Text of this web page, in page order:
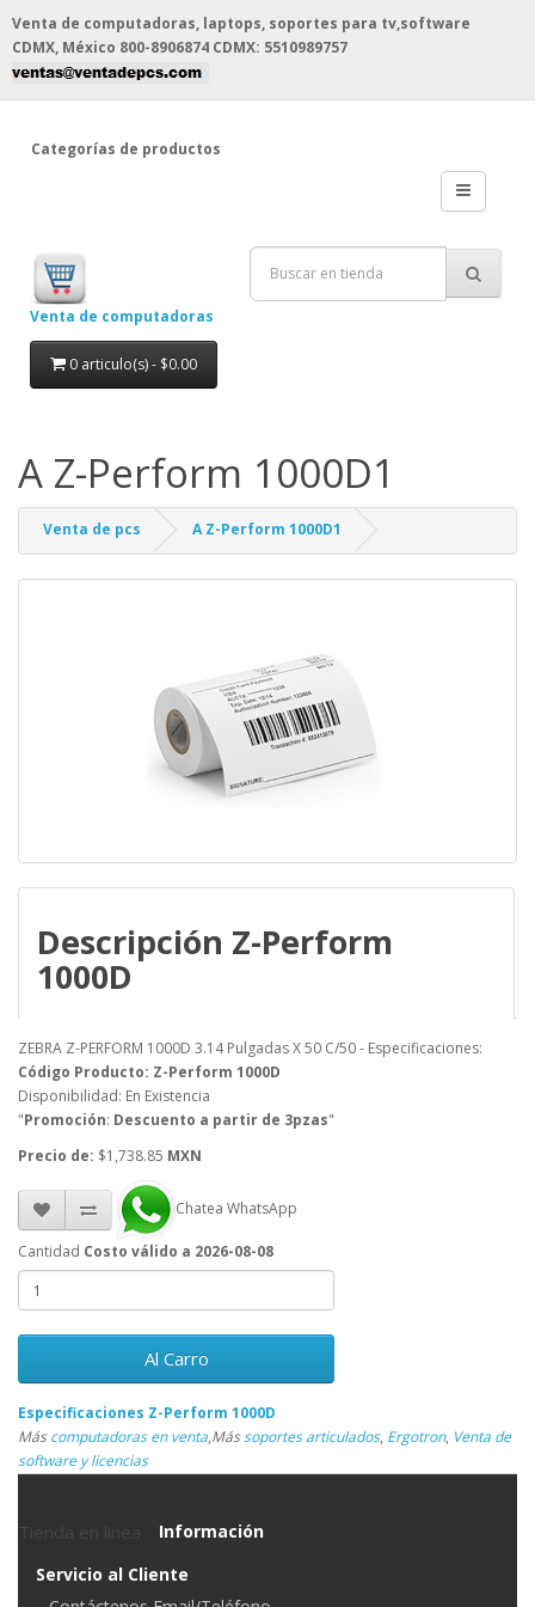
Venta de computadoras, laptops, soportes para tv,software
CDMX, México 800-8906874 CDMX: 5510989757
Categorías de productos
Venta de computadoras
0 articulo(s) - $0.00
A Z-Perform 1000D1
Venta de pcs A Z-Perform 1000D1
Descripción Z-Perform
1000D
ZEBRA Z-PERFORM 1000D 3.14 Pulgadas X 50 C/50 - Especificaciones:
Código Producto: Z-Perform 1000D
Disponibilidad: En Existencia
"Promoción: Descuento a partir de 3pzas"
Precio de: $1,738.85 MXN
Chatea WhatsApp
Cantidad Costo válido a 2026-08-08
Al Carro
Especificaciones Z-Perform 1000D
Máscomputadoras en venta,Mássoportes articulados, Ergotron, Venta de
software y licencias
Información
Servicio al Cliente